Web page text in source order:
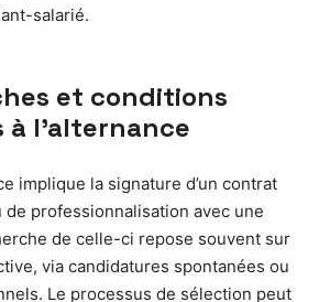
salarié.
et conditions
l’alternance
implique la signature d’un contrat
de professionnalisation avec une
de celle-ci repose souvent sur
via candidatures spontanées ou
Le processus de sélection peut